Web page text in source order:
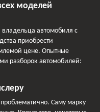
моделей
автомобиля с
приобрести
цене. Опытные
разборок автомобилей:
Саму марку